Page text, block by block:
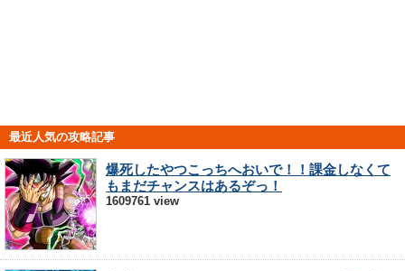
最近人気の攻略記事
爆死したやつこっちへおいで！！課金しなくて
もまだチャンスはあるぞっ！
1609761 view